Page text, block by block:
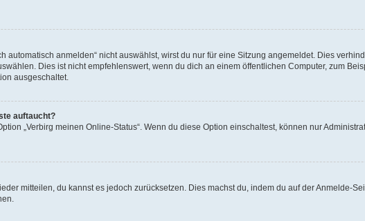
automatisch anmelden“ nicht auswählst, wirst du nur für eine Sitzung angemeldet. Dies
Dies ist nicht empfehlenswert, wenn du dich an einem öffentlichen Computer, zum
ausgeschaltet.
auftaucht?
„Verbirg meinen Online-Status“. Wenn du diese Option einschaltest, können nur
mitteilen, du kannst es jedoch zurücksetzen. Dies machst du, indem du auf der Anmelde-